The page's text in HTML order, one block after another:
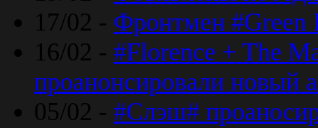
17/02 - Фронтмен #Green
16/02 - #Florence + The
проанонсировали новый
05/02 - #Слэш#